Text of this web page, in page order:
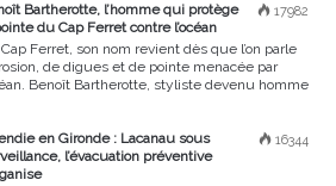
17982
Bartherotte, l’homme qui protège
du Cap Ferret contre l’océan
Ferret, son nom revient dès que l’on parle
de digues et de pointe menacée par
Benoît Bartherotte, styliste devenu homme
16344
en Gironde : Lacanau sous
l’évacuation préventive